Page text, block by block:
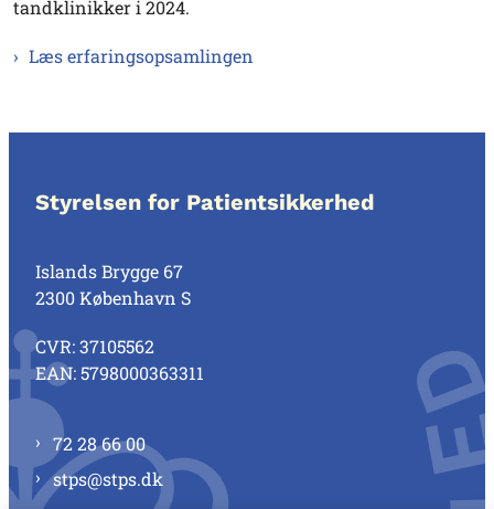
tandklinikker i 2024.
Læs erfaringsopsamlingen
Styrelsen for Patientsikkerhed
Islands Brygge 67
2300 København S
CVR: 37105562
EAN: 5798000363311
72 28 66 00
stps@stps.dk